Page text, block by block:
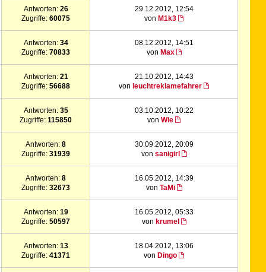
Antworten: 26
Zugriffe:60075
29.12.2012, 12:54
von M1k3
Antworten: 34
Zugriffe:70833
08.12.2012, 14:51
von Max
Antworten: 21
Zugriffe:56688
21.10.2012, 14:43
von leuchtreklamefahrer
Antworten: 35
Zugriffe:115850
03.10.2012, 10:22
vonWie
Antworten:8
Zugriffe:31939
30.09.2012, 20:09
von sanigirl
Antworten:8
Zugriffe:32673
16.05.2012, 14:39
von TaMi
Antworten: 19
Zugriffe:50597
16.05.2012, 05:33
von krumel
Antworten: 13
Zugriffe:41371
18.04.2012, 13:06
von Dingo